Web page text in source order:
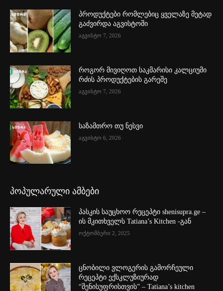
პროდუქტები რომლებიც ყველაზე მეტად
გაძვირდა აგვისტოში
აგვისტო 7, 2026
როგორ მივიღოთ საკმარისი კალციუმი
რძის პროდუქტების გარეშე
აგვისტო 7, 2026
საზამთრო თუ ნესვი
აგვისტო 6, 2026
პოპულარული ამბები
პასკის საუცხოო რეცეპტი shenisupra.ge –
ის მკითხველს Tatiana’s Kitchen -გან
ოქტომბერი 2, 2025
ცნობილი ვლოგერის გამორჩეული
რეცეპტი ექსკლუზიურად
“შენისუფრისთვის” – Tatiana’s kitchen